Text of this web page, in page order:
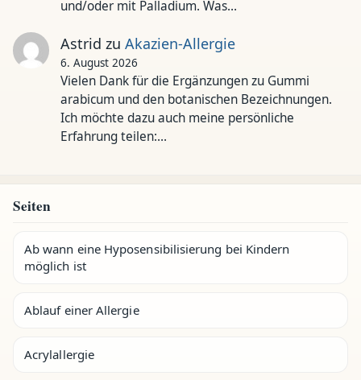
und/oder mit Palladium. Was…
Astrid zu Akazien-Allergie
6. August 2026
Vielen Dank für die Ergänzungen zu Gummi
arabicum und den botanischen Bezeichnungen.
Ich möchte dazu auch meine persönliche
Erfahrung teilen:…
Seiten
Ab wann eine Hyposensibilisierung bei Kindern
möglich ist
Ablauf einer Allergie
Acrylallergie